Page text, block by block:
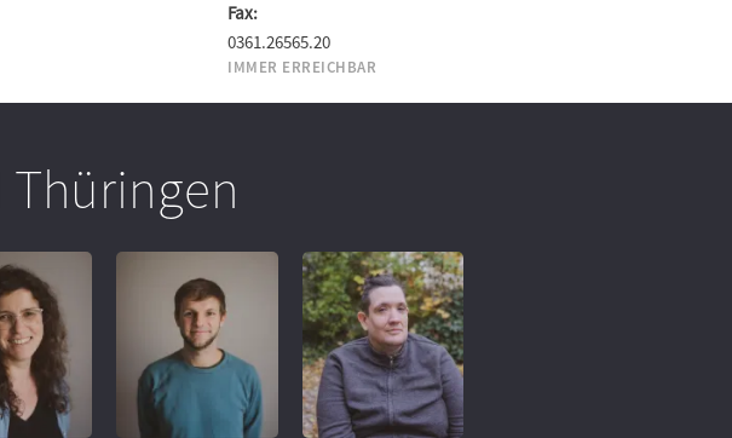
Fax:
0361.26565.20
IMMER ERREICHBAR
Thüringen